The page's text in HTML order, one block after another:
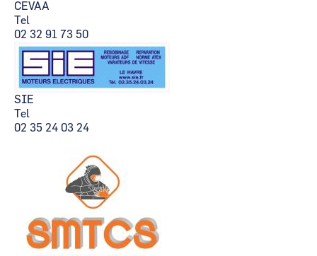
CEVAA
Tel
02 32 91 73 50
SIE
Tel
02 35 24 03 24